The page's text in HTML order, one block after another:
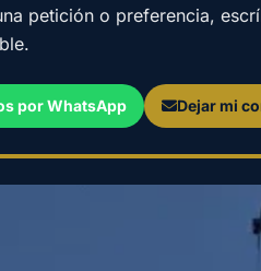
petición o preferencia,
por WhatsApp Dejar mi